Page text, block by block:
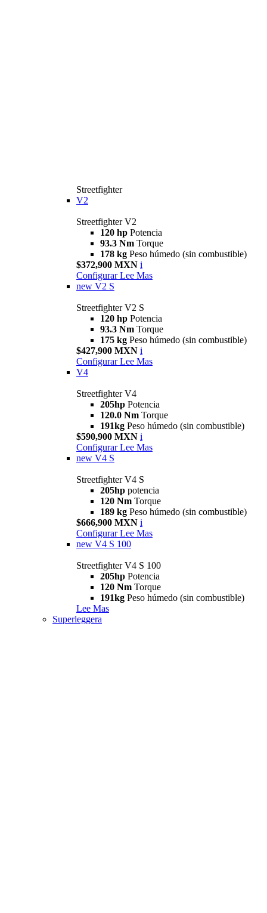
Streetfighter
V2
Streetfighter V2
120 hp Potencia
93.3 Nm Torque
178 kg Peso húmedo (sin combustible)
$372,900 MXN i
Configurar Lee Mas
new V2 S
Streetfighter V2 S
120 hp Potencia
93.3 Nm Torque
175 kg Peso húmedo (sin combustible)
$427,900 MXN i
Configurar Lee Mas
V4
Streetfighter V4
205hp Potencia
120.0 Nm Torque
191kg Peso húmedo (sin combustible)
$590,900 MXN i
Configurar Lee Mas
new V4 S
Streetfighter V4 S
205hp potencia
120 Nm Torque
189 kg Peso húmedo (sin combustible)
$666,900 MXN i
Configurar Lee Mas
new V4 S 100
Streetfighter V4 S 100
205hp Potencia
120 Nm Torque
191kg Peso húmedo (sin combustible)
Lee Mas
Superleggera